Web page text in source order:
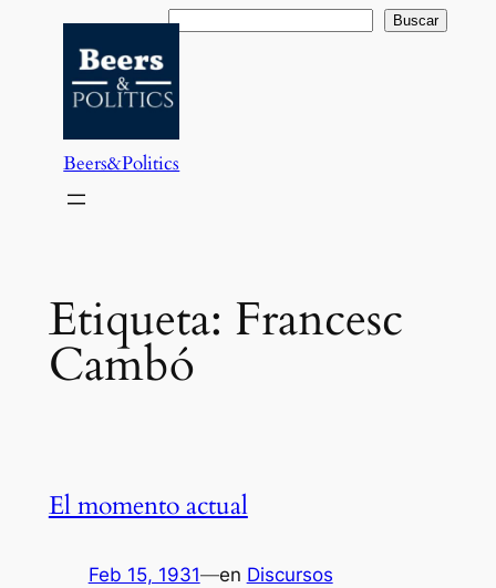
contenido
Buscar Buscar
Beers&Politics
Etiqueta: Francesc
Cambó
El momento actual
Feb 15, 1931—en Discursos